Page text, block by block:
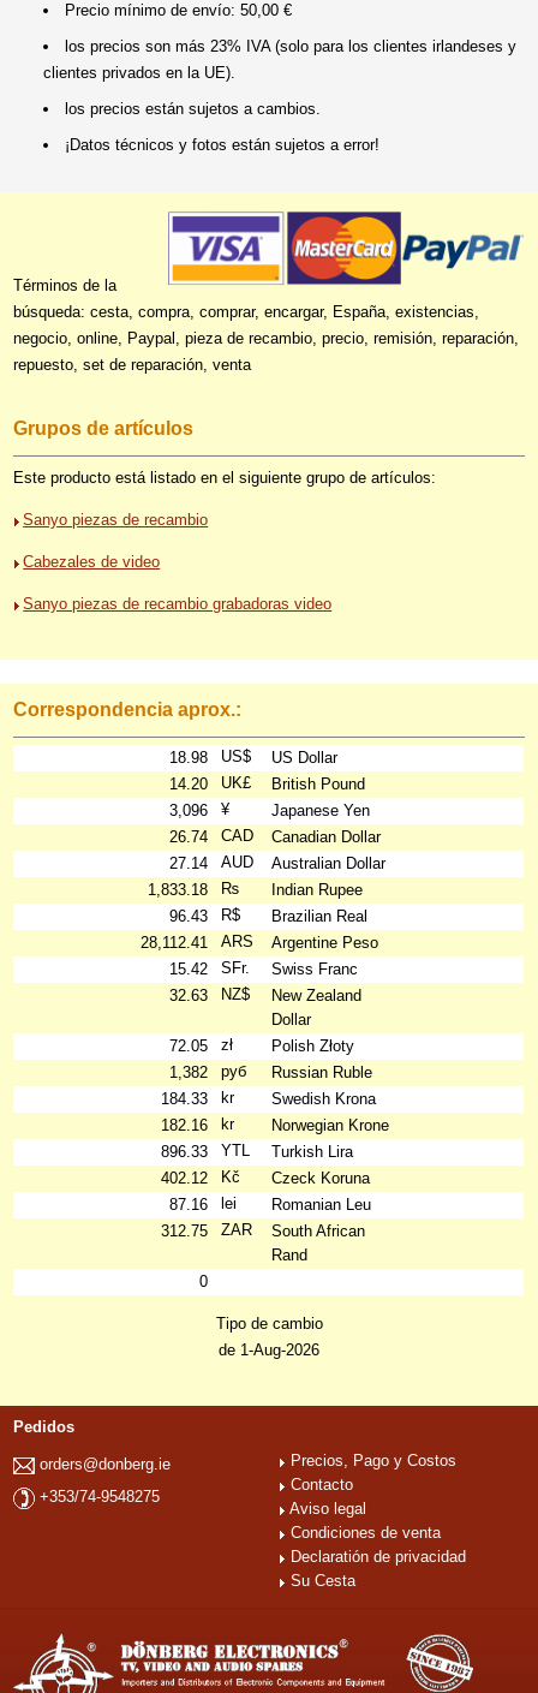
Precio mínimo de envío: 50,00 €
los precios son más 23% IVA (solo para los clientes irlandeses y
clientes privados en la UE).
los precios están sujetos a cambios.
¡Datos técnicos y fotos están sujetos a error!
Términos de la
búsqueda: cesta, compra, comprar, encargar, España, existencias,
negocio, online, Paypal, pieza de recambio, precio, remisión, reparación,
repuesto, set de reparación, venta
Grupos de artículos
Este producto está listado en el siguiente grupo de artículos:
Sanyo piezas de recambio
Cabezales de video
Sanyo piezas de recambio grabadoras video
Correspondencia aprox.:
18.98 US$
US Dollar
14.20
UK£
British Pound
3,096
¥
Japanese Yen
26.74
CAD
Canadian Dollar
27.14
AUD
Australian Dollar
1,833.18
₨
Indian Rupee
96.43
R$
Brazilian Real
28,112.41
ARS
Argentine Peso
15.42
SFr.
Swiss Franc
32.63
NZ$
New Zealand
Dollar
72.05
zł
Polish Złoty
1,382
руб
Russian Ruble
184.33
kr
Swedish Krona
182.16
kr
Norwegian Krone
896.33
YTL
Turkish Lira
402.12
Kč
Czeck Koruna
87.16
lei
Romanian Leu
312.75
ZAR
South African
Rand
0
Tipo de cambio
de 1-Aug-2026
Pedidos
orders@donberg.ie
+353/74-9548275
Precios, Pago y Costos
Contacto
Aviso legal
Condiciones de venta
Declaratión de privacidad
Su Cesta